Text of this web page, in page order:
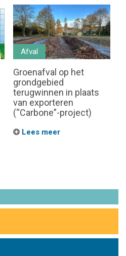
Afval
Groenafval op het
grondgebied
terugwinnen in plaats
van exporteren
(“Carbone”-project)
Lees meer